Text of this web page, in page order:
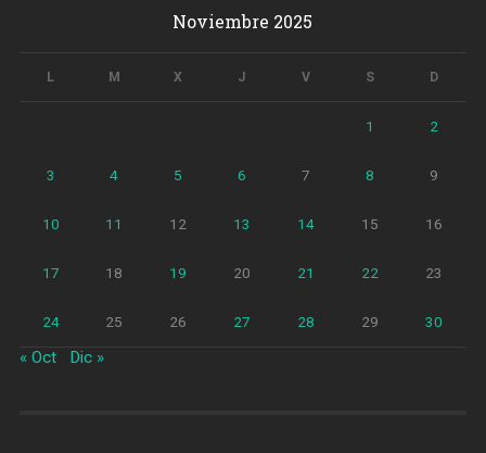
Noviembre 2025
L M X J V S D
1 2
3 4 5 6 7 8 9
10 11 12 13 14 15 16
17 18 19 20 21 22 23
24 25 26 27 28 29 30
« Oct Dic »